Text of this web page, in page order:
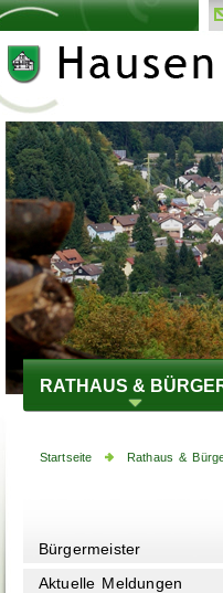
RATHAUS &
Startseite Rathaus &
Bürgermeister
Aktuelle Meldungen